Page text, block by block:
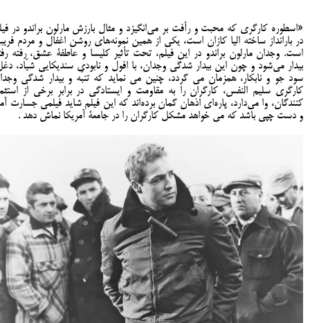
«اسطوره کارگری که محبت و رأفت بر می‌انگیزد و مثال بارزش مارلون براندو در
در بارانداز ساخته الیا کازان است، یکی از همین نمونه‌های روشن اغفال و مردم
است. وجدان مارلون براندو در این فیلم، تحت تأثیر کلیسا و عاطفۀ عشق، رفته
بیدار می‌شود و چون این بیدار شدگی وجدان، با افول و نابودی سندیکایی شیّاد،
سود جو و نابکار، همزمان می گردد، چنین می نماید که تنبّه و بیدار شدگی
کارگری سلیم النفس، کارگران را به مقاومت و ایستادگی در برابر برخی از
کنندگان، وا می‌دارد، پاره‌ای اذهان گمان برده‌اند که این فیلم شاید فیلمی جسارت
و دست چپی باشد که می خواهد مشکل کارگران را در جامعۀ آمریکا نماش دهد .